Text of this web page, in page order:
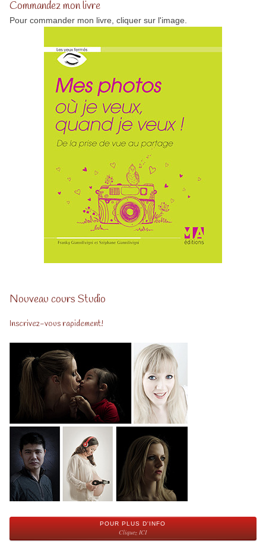
Commandez mon livre
Pour commander mon livre, cliquer sur l'image.
Nouveau cours Studio
Inscrivez-vous rapidement!
POUR PLUS D'INFO
Cliquez ICI